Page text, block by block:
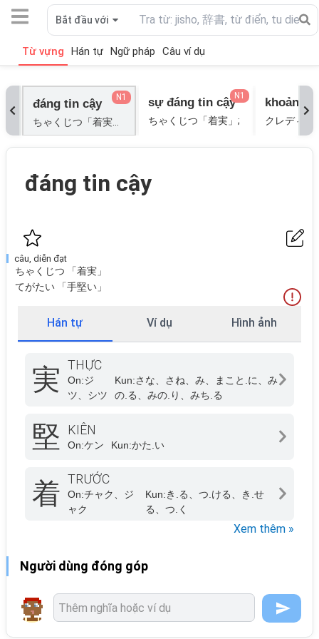
Bắt đầu với
Từ vựng Hán tự Ngữ pháp Câu ví dụ
đáng tin cậy N1 sự đáng tin cậy
ちゃくじつ「着実」;
N1
đáng tin cậy
câu, diễn đạt
ちゃくじつ 「着実」
てがたい 「手堅い」
Hán tự Ví dụ Hình ảnh
実 THỰC
On:ジ
ツ、シツ
Kun:さな、さね、み、まこと.に、み
の.る、みの.り、みち.る
堅 KIÊN
On:ケン Kun:かた.い
着 TRƯỚC
On:チャク、ジ
ャク
Kun:き.る、つ.ける、き.せ
る、つ.く
Xem thêm »
Người dùng đóng góp